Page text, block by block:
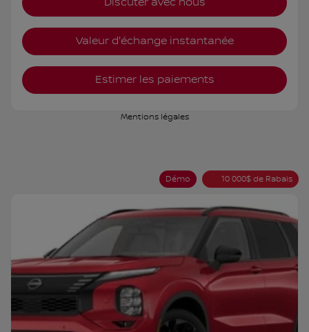
Discuter avec nous
Valeur d'échange instantanée
Estimer les paiements
Mentions légales
Démo 10 000$ de Rabais